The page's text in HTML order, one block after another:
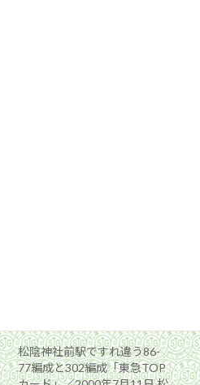
松陰神社前駅ですれ違う86-
77編成と302編成「東急TOP